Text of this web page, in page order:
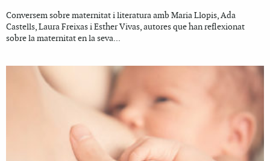
Conversem sobre maternitat i literatura amb Maria Llopis, Ada
Castells, Laura Freixas i Esther Vivas, autores que han reflexionat
sobre la maternitat en la seva...